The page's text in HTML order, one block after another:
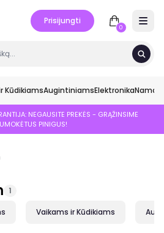
Prisijungti
0
KūdikiamsAugintiniamsElektronikaNamai
NEGAUSITE PREKĖS - GRĄŽINSIME
PINIGUS!
1
Vaikams ir Kūdikiams